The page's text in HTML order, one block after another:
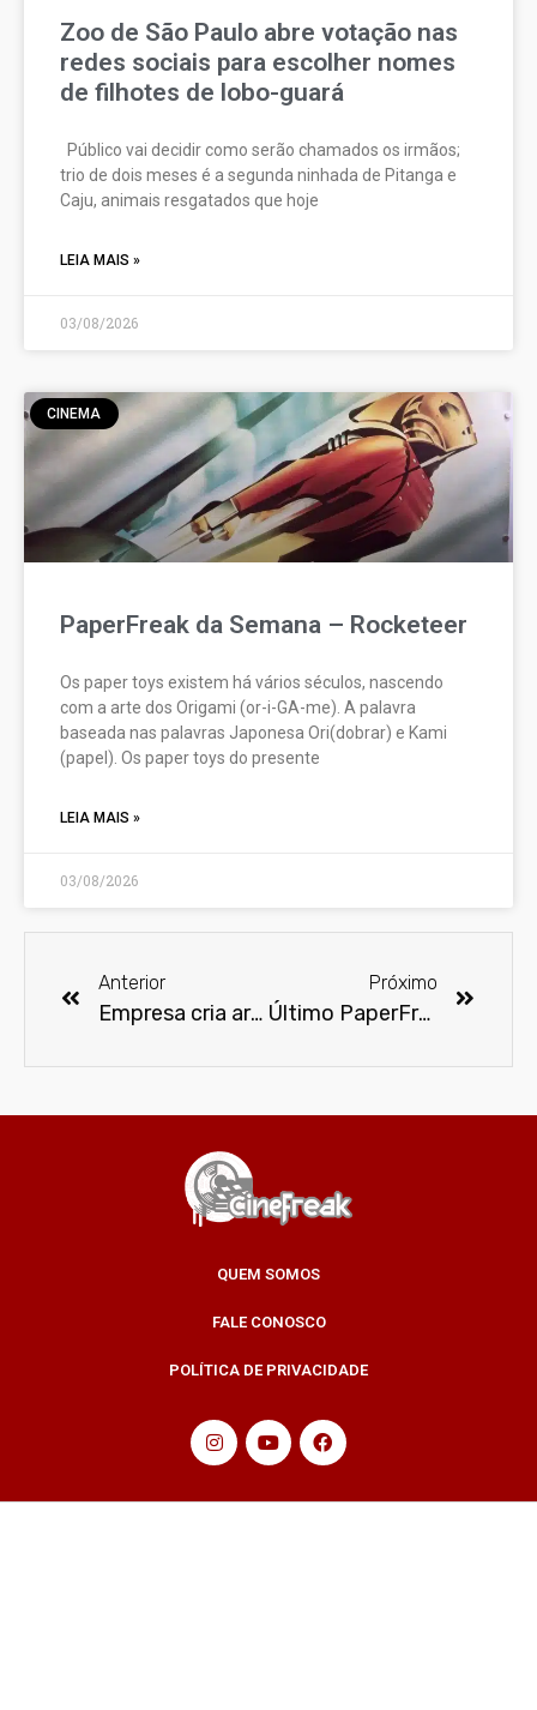
Zoo de São Paulo abre votação nas
redes sociais para escolher nomes
de filhotes de lobo-guará
Público vai decidir como serão chamados os irmãos;
trio de dois meses é a segunda ninhada de Pitanga e
Caju, animais resgatados que hoje
LEIA MAIS »
03/08/2026
CINEMA
PaperFreak da Semana – Rocketeer
Os paper toys existem há vários séculos, nascendo
com a arte dos Origami (or-i-GA-me). A palavra
baseada nas palavras Japonesa Ori(dobrar) e Kami
(papel). Os paper toys do presente
LEIA MAIS »
03/08/2026
Anterior
Empresa cria armadura capaz de suportar qualquer golpe corpo a corpo
Próximo
Último PaperFreak de 2014 – Batman (New 52)
QUEM SOMOS
FALE CONOSCO
POLÍTICA DE PRIVACIDADE